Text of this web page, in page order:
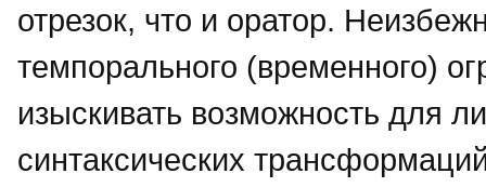
отрезок, что и оратор.
темпорального (временного)
изыскивать возможность для
синтаксических